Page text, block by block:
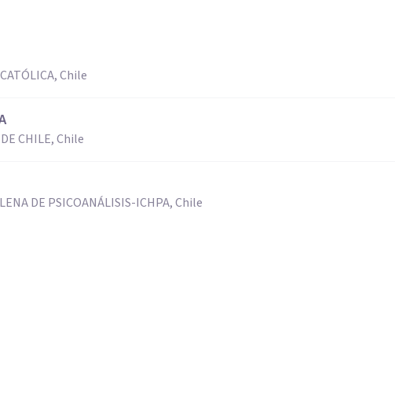
Chile
CHILE, Chile
DE PSICOANÁLISIS-ICHPA, Chile